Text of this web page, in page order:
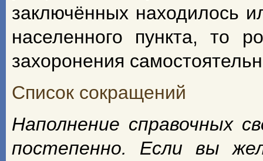
заключённых находилось
населенного пункта, то
захоронения
Список сокращений
Наполнение справочных
постепенно. Если
вы